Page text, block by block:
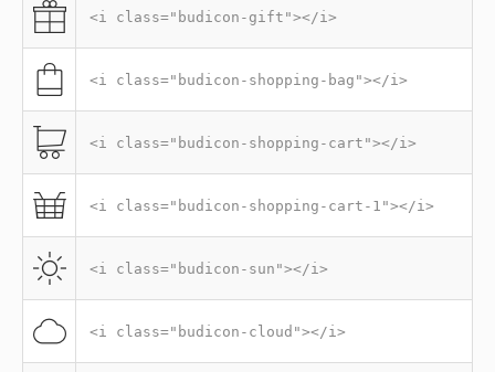
<i class="budicon-gift"></i>
<i class="budicon-shopping-bag"></i>
<i class="budicon-shopping-cart"></i>
<i class="budicon-shopping-cart-1"></i>
<i class="budicon-sun"></i>
<i class="budicon-cloud"></i>